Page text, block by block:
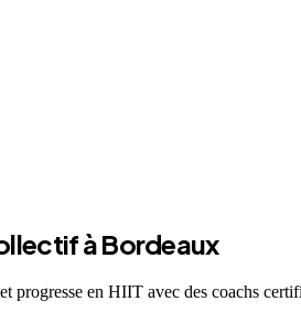
à Bordeaux
progresse en HIIT avec des coachs